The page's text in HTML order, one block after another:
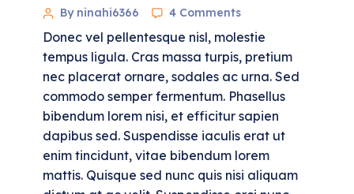
By ninahi6366 4 Comments
Donec vel pellentesque nisl, molestie
tempus ligula. Cras massa turpis, pretium
nec placerat ornare, sodales ac urna. Sed
commodo semper fermentum. Phasellus
bibendum lorem nisi, et efficitur sapien
dapibus sed. Suspendisse iaculis erat ut
enim tincidunt, vitae bibendum lorem
mattis. Quisque sed nunc quis nisi aliquam